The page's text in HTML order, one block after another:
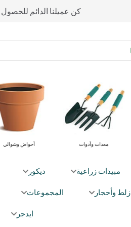
كن عميلنا الدائم
معدات وأدوات
مبيدات زراعية ديكور
زلط وأحجار المجموعات
ايدجر